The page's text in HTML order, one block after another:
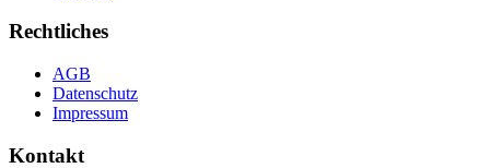
Rechtliches
AGB
Datenschutz
Impressum
Kontakt